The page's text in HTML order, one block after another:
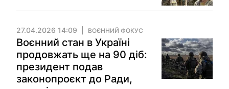
27.04.2026 14:09 ВОЄННИЙ ФОКУС
Воєнний стан в Україні
продовжать ще на 90 діб:
президент подав
законопроєкт до Ради,